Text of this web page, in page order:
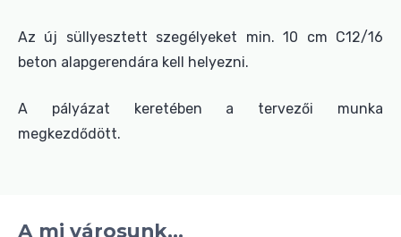
Az új süllyesztett szegélyeket min. 10 cm C12/16
beton alapgerendára kell helyezni.
A pályázat keretében a tervezői munka
megkezdődött.
A mi városunk...